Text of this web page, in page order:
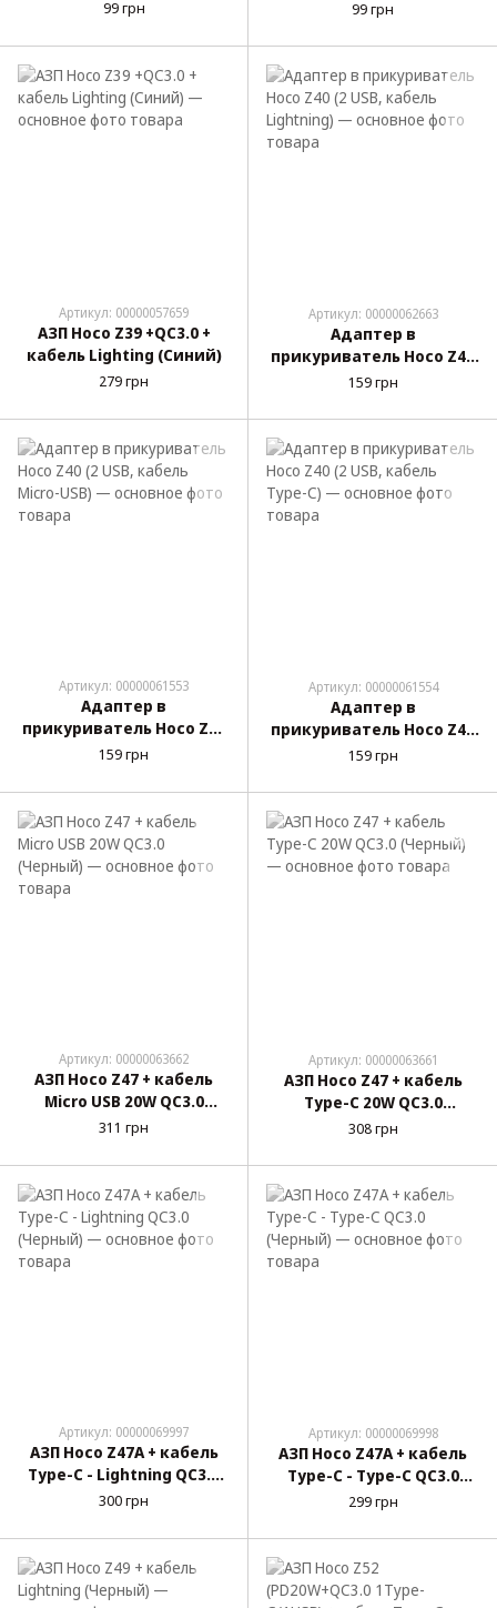
99 грн (2 USB, кабель Type-C)
99 грн
Артикул: 00000057659
АЗП Hoco Z39 +QC3.0 +
кабель Lighting (Синий)
279 грн
Артикул: 00000062663
Адаптер в
прикуриватель Hoco Z40
(2 USB, кабель Lightning)
159 грн
Артикул: 00000061553
Адаптер в
прикуриватель Hoco Z40
(2 USB, кабель Micro-USB)
159 грн
Артикул: 00000061554
Адаптер в
прикуриватель Hoco Z40
(2 USB, кабель Type-C)
159 грн
Артикул: 00000063662
АЗП Hoco Z47 + кабель
Micro USB 20W QC3.0
(Черный)
311 грн
Артикул: 00000063661
АЗП Hoco Z47 + кабель
Type-C 20W QC3.0
(Черный)
308 грн
Артикул: 00000069997
АЗП Hoco Z47A + кабель
Type-C - Lightning QC3.0
(Черный)
300 грн
Артикул: 00000069998
АЗП Hoco Z47A + кабель
Type-C - Type-C QC3.0
(Черный)
299 грн